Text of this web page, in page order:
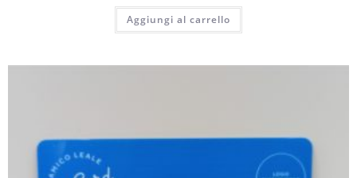
Aggiungi al carrello